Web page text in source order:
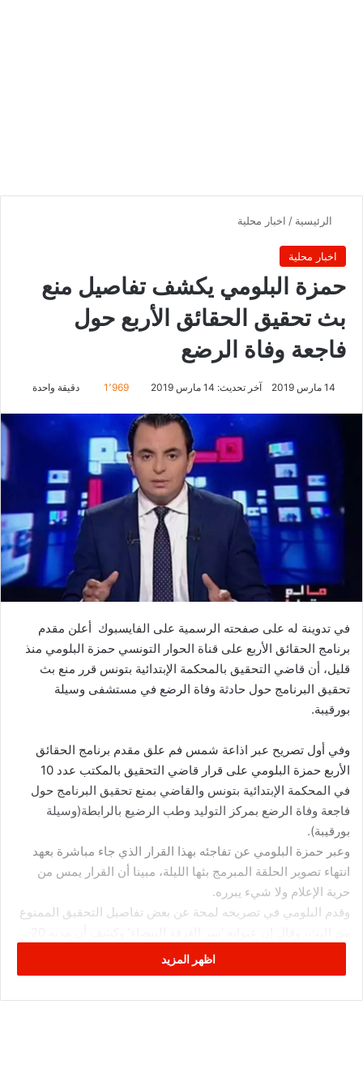
الرئيسية / اخبار محلية
اخبار محلية
حمزة البلومي يكشف تفاصيل منع
بث تحقيق الحقائق الأربع حول
فاجعة وفاة الرضع
14 مارس 2019 آخر تحديث: 14 مارس 2019 1٬969 دقيقة واحدة
في تدوينة له على صفحته الرسمية على الفايسبوك أعلن مقدم
برنامج الحقائق الأربع على قناة الحوار التونسي حمزة البلومي منذ
قليل، أن قاضي التحقيق بالمحكمة الإبتدائية بتونس قرر منع بث
تحقيق البرنامج حول حادثة وفاة الرضع في مستشفى وسيلة
بورقيبة.
وفي أول تصريح عبر اذاعة شمس فم علق مقدم برنامج الحقائق
الأربع حمزة البلومي على قرار قاضي التحقيق بالمكتب عدد 10
في المحكمة الإبتدائية بتونس والقاضي بمنع تحقيق البرنامج حول
فاجعة وفاة الرضع بمركز التوليد وطب الرضيع بالرابطة(وسيلة
بورقيبة).
وعبر حمزة البلومي عن تفاجئه بهذا القرار الذي جاء مباشرة بعهد
انتهاء تصوير الحلقة المبرمج بثها الليلة، مبينا أن القرار يمس من
حرية الإعلام ولا شيء يبرره.
وقدم البلومي في تصريحه لمحة عن بعض تفاصيل التحقيق الممنوع
دقيقة وتم تصويره في المستشفى وطرح نقطة استفهام عن الغرفة
البيضاء.
اظهر المزيد